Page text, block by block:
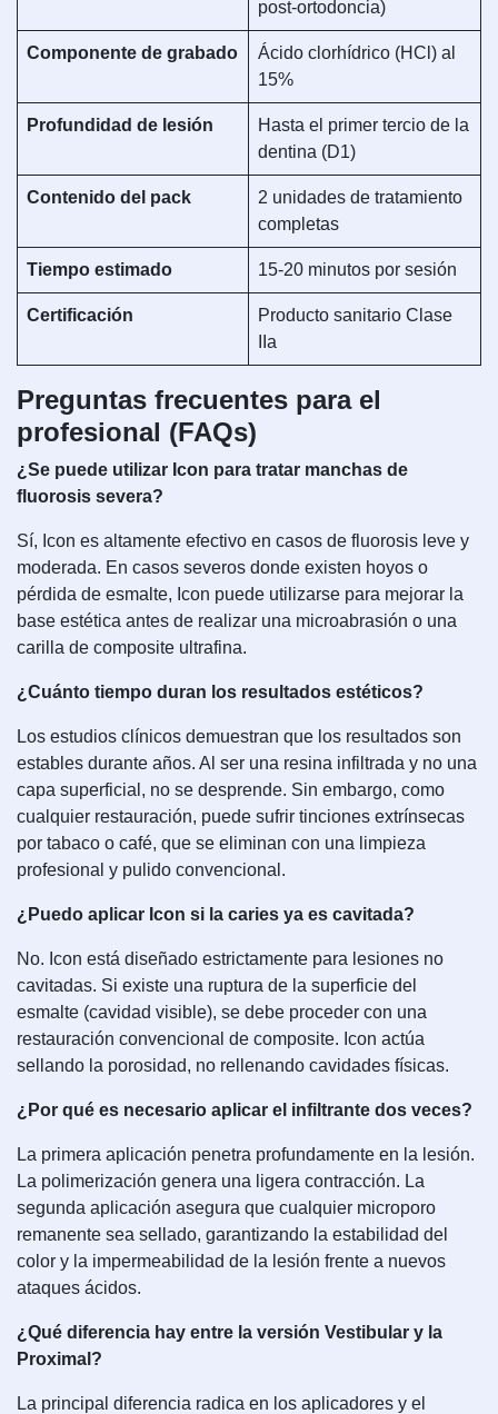
post-ortodoncia)
Componente de grabado
Ácido clorhídrico (HCl) al
15%
Profundidad de lesión
Hasta el primer tercio de la
dentina (D1)
Contenido del pack
2 unidades de tratamiento
completas
Tiempo estimado 15-20 minutos por sesión
Certificación
Producto sanitario Clase
IIa
Preguntas frecuentes para el
profesional (FAQs)
¿Se puede utilizar Icon para tratar manchas de
fluorosis severa?
Sí, Icon es altamente efectivo en casos de fluorosis leve y
moderada. En casos severos donde existen hoyos o
pérdida de esmalte, Icon puede utilizarse para mejorar la
base estética antes de realizar una microabrasión o una
carilla de composite ultrafina.
¿Cuánto tiempo duran los resultados estéticos?
Los estudios clínicos demuestran que los resultados son
estables durante años. Al ser una resina infiltrada y no una
capa superficial, no se desprende. Sin embargo, como
cualquier restauración, puede sufrir tinciones extrínsecas
por tabaco o café, que se eliminan con una limpieza
profesional y pulido convencional.
¿Puedo aplicar Icon si la caries ya es cavitada?
No. Icon está diseñado estrictamente para lesiones no
cavitadas. Si existe una ruptura de la superficie del
esmalte (cavidad visible), se debe proceder con una
restauración convencional de composite. Icon actúa
sellando la porosidad, no rellenando cavidades físicas.
¿Por qué es necesario aplicar el infiltrante dos veces?
La primera aplicación penetra profundamente en la lesión.
La polimerización genera una ligera contracción. La
segunda aplicación asegura que cualquier microporo
remanente sea sellado, garantizando la estabilidad del
color y la impermeabilidad de la lesión frente a nuevos
ataques ácidos.
¿Qué diferencia hay entre la versión Vestibular y la
Proximal?
La principal diferencia radica en los aplicadores y el